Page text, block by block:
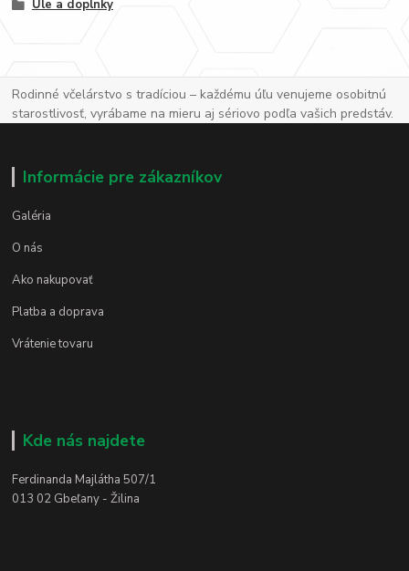
Úle a doplnky
Rodinné včelárstvo s tradíciou – každému úľu venujeme osobitnú
starostlivosť, vyrábame na mieru aj sériovo podľa vašich predstáv.
Informácie pre zákazníkov
Galéria
O nás
Ako nakupovať
Platba a doprava
Vrátenie tovaru
Kde nás najdete
Ferdinanda Majlátha 507/1
013 02 Gbeľany - Žilina